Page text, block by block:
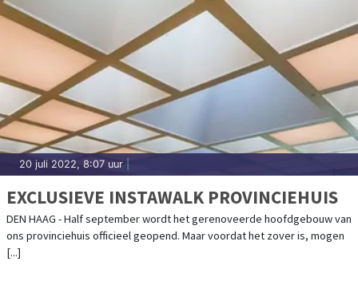
20 juli 2022, 8:07 uur
EXCLUSIEVE INSTAWALK PROVINCIEHUIS
DEN HAAG - Half september wordt het gerenoveerde hoofdgebouw van
ons provinciehuis officieel geopend. Maar voordat het zover is, mogen
[...]